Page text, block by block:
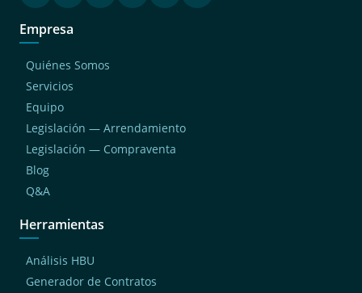
Empresa
Quiénes Somos
Servicios
Equipo
Legislación — Arrendamiento
Legislación — Compraventa
Blog
Q&A
Herramientas
Análisis HBU
Generador de Contratos